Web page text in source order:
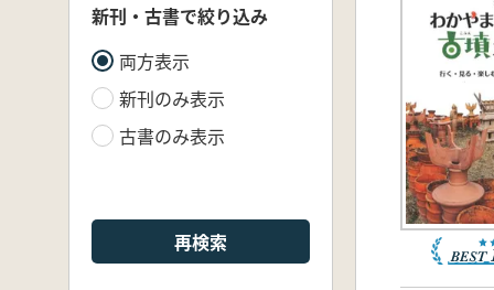
新刊・古書で絞り込み
両方表示
新刊のみ表示
古書のみ表示
再検索